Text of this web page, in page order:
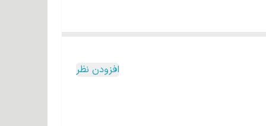
افزودن نظر